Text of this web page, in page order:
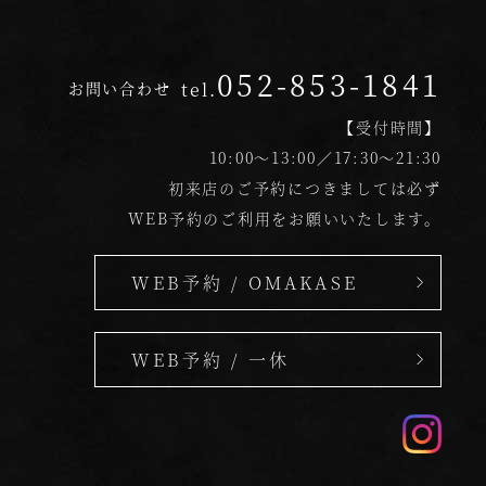
お問い合わせ tel.052-853-1841
【受付時間】
10:00〜13:00／17:30〜21:30
初来店のご予約につきましては必ず
WEB予約のご利用をお願いいたします。
WEB予約 / OMAKASE
WEB予約 / 一休